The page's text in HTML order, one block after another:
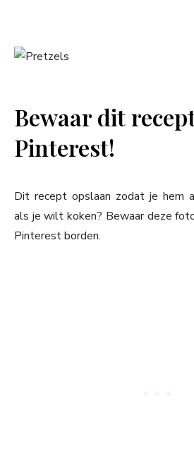
Bewaar dit
Pinterest!
Dit recept opslaan zodat je hem
als je wilt koken? Bewaar deze
Pinterest borden.